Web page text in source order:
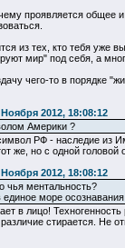
проявляется общее
из тех, кто тебя уже
мир" под себя, а
чего-то в порядке
2012, 18:08:12
Америки ?
РФ - наследие из
же, но с одной головой
2012, 18:08:12
чья ментальность?
море
в лицо! Техногенность
стирается. Не